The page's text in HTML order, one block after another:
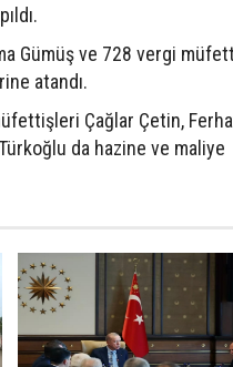
Gümüş ve 728 vergi
atandı.
Çağlar Çetin,
da hazine ve maliye